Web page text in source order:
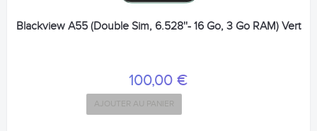
Blackview A55 (Double Sim, 6.528''- 16 Go, 3 Go RAM) Vert
100,00 €
AJOUTER AU PANIER